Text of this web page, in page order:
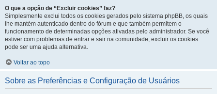
O que a opção de “Excluir cookies” faz?
Simplesmente exclui todos os cookies gerados pelo sistema phpBB, os quais
lhe mantém autenticado dentro do fórum e que também permitem o
funcionamento de determinadas opções ativadas pelo administrador. Se você
estiver com problemas de entrar e sair na comunidade, excluir os cookies
pode ser uma ajuda alternativa.
Voltar ao topo
Sobre as Preferências e Configuração de Usuários